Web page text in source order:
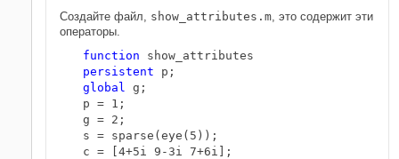
Создайте файл, show_attributes.m, это содержит эти
операторы.
function
persistent
global g;
p = 1;
g = 2;
s = sparse(eye(5));
c = [4+5i 9-3i 7+6i];